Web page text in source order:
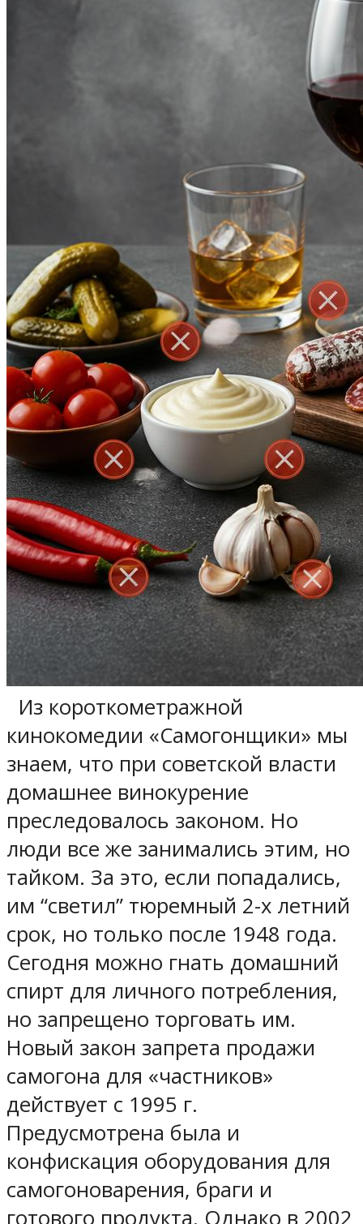
Из короткометражной
кинокомедии «Самогонщики» мы
знаем, что при советской власти
домашнее винокурение
преследовалось законом. Но
люди все же занимались этим, но
тайком. За это, если попадались,
им “светил” тюремный 2-х летний
срок, но только после 1948 года.
Сегодня можно гнать домашний
спирт для личного потребления,
но запрещено торговать им.
Новый закон запрета продажи
самогона для «частников»
действует с 1995 г.
Предусмотрена была и
конфискация оборудования для
самогоноварения, браги и
готового продукта. Однако в 2002